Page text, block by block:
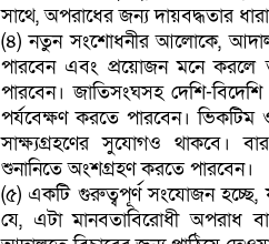
সাথে, অপরাধের জন্য দায়বদ্ধতার
(৪) নতুন সংশোধনীর আলোকে,
পারবেন এবং প্রয়োজন মনে করলে
পারবেন। জাতিসংঘসহ দেশি-বিদেশি
পর্যবেক্ষণ করতে পারবেন। ভিকটিম ও
সাক্ষ্যগ্রহণের সুযোগও থাকবে।
শুনানিতে অংশগ্রহণ করতে পারবেন।
(৫) একটি গুরুত্বপূর্ণ সংযোজন
যে, এটা মানবতাবিরোধী অপরাধ